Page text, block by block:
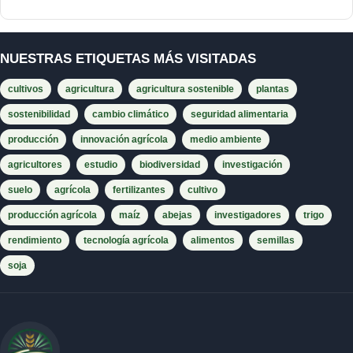
NUESTRAS ETIQUETAS MÁS VISITADAS
cultivos agricultura agricultura sostenible plantas
sostenibilidad cambio climático seguridad alimentaria
producción innovación agrícola medio ambiente
agricultores estudio biodiversidad investigación
suelo agrícola fertilizantes cultivo
producción agrícola maíz abejas investigadores trigo
rendimiento tecnología agrícola alimentos semillas
soja